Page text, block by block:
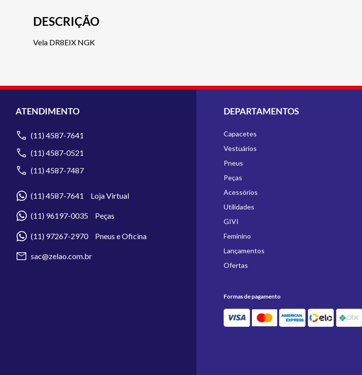
DESCRIÇÃO
Vela DR8EIX NGK
ATENDIMENTO
(11) 4587-7641
(11) 4587-0521
(11) 4587-7487
(11) 4587-7641 Loja Virtual
(11) 96197-0035 Peças
(11) 97267-2970 Pneus e Oficina
sac@zelao.com.br
DEPARTAMENTOS
Capacetes
Vestuários
Pneus
Peças
Acessórios
Utilidades
GIVI
Feminino
Lançamentos
Ofertas
Formas de pagamento